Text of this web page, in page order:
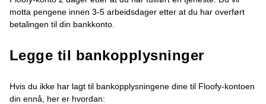
motta pengene innen 3-5 arbeidsdager etter at du har overført
betalingen til din bankkonto.
Legge til bankopplysninger
Hvis du ikke har lagt til bankopplysningene dine til Floofy-kontoen
din ennå, her er hvordan: